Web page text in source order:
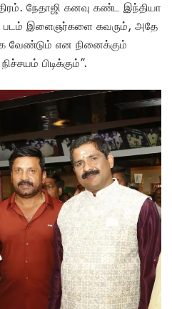
நேதாஜி கனவு கண்ட இந்தியா
படம் இளைஞர்களை கவரும், அதே
வேண்டும் என நினைக்கும்
பிடிக்கும்”.